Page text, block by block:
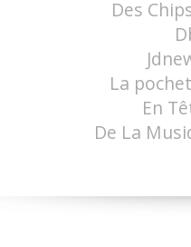
Des
La
En
De La